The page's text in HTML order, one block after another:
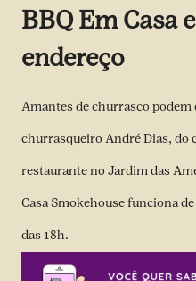
BBQ Em Casa
endereço
Amantes de churrasco
churrasqueiro André Dias, do
restaurante no Jardim das
Casa Smokehouse funciona
das 18h.